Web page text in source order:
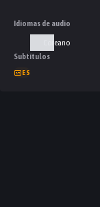
Idiomas de audio
Coreano
Subtítulos
ES